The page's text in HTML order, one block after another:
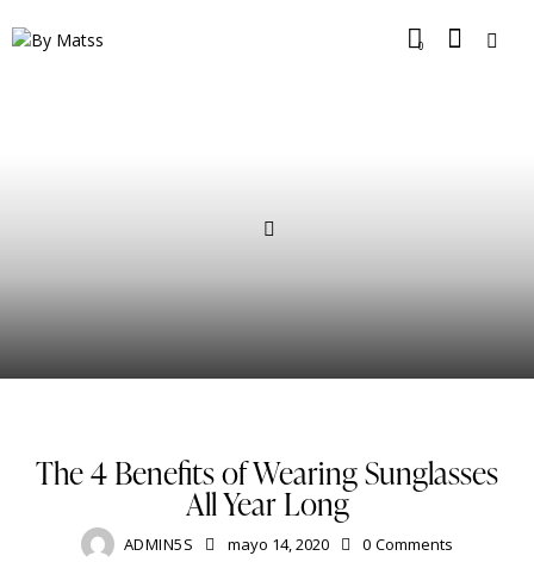
0
The 4 Benefits of Wearing Sunglasses
All Year Long
ADMIN5S mayo 14, 2020 0 Comments